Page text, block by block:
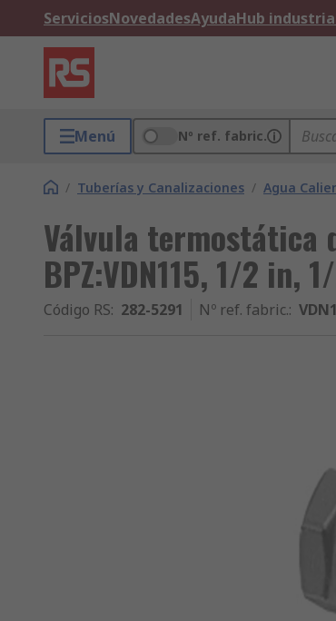
ServiciosNovedadesAyudaHub
Menú Nº ref. fabric.
/ Tuberías y Canalizaciones / Agua
Válvula termostática
BPZ:VDN115, 1/2 in,
Código RS: 282-5291 Nº ref. fabric.: